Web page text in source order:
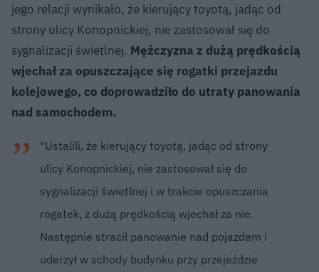
jego relacji wynikało, że kierujący toyotą, jadąc od
strony ulicy Konopnickiej, nie zastosował się do
sygnalizacji świetlnej. Mężczyzna z dużą prędkością
wjechał za opuszczające się rogatki przejazdu
kolejowego, co doprowadziło do utraty panowania
nad samochodem.
"Ustalili, że kierujący toyotą, jadąc od strony
ulicy Konopnickiej, nie zastosował się do
sygnalizacji świetlnej i w trakcie opuszczania
rogatek, z dużą prędkością wjechał za nie.
Następnie stracił panowanie nad pojazdem i
uderzył w schody budynku przy przejeździe